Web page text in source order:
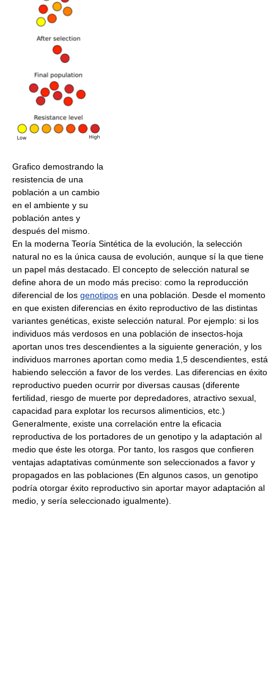
Grafico demostrando la
resistencia de una
población a un cambio
en el ambiente y su
población antes y
después del mismo.
En la moderna Teoría Sintética de la evolución, la selección
natural no es la única causa de evolución, aunque sí la que tiene
un papel más destacado. El concepto de selección natural se
define ahora de un modo más preciso: como la reproducción
diferencial de los genotipos en una población. Desde el momento
en que existen diferencias en éxito reproductivo de las distintas
variantes genéticas, existe selección natural. Por ejemplo: si los
individuos más verdosos en una población de insectos-hoja
aportan unos tres descendientes a la siguiente generación, y los
individuos marrones aportan como media 1,5 descendientes, está
habiendo selección a favor de los verdes. Las diferencias en éxito
reproductivo pueden ocurrir por diversas causas (diferente
fertilidad, riesgo de muerte por depredadores, atractivo sexual,
capacidad para explotar los recursos alimenticios, etc.)
Generalmente, existe una correlación entre la eficacia
reproductiva de los portadores de un genotipo y la adaptación al
medio que éste les otorga. Por tanto, los rasgos que confieren
ventajas adaptativas comúnmente son seleccionados a favor y
propagados en las poblaciones (En algunos casos, un genotipo
podría otorgar éxito reproductivo sin aportar mayor adaptación al
medio, y sería seleccionado igualmente).